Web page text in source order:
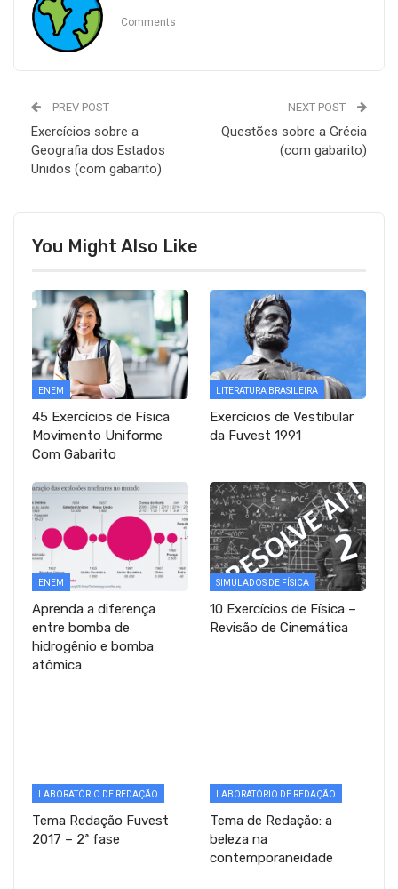
Comments
PREV POST
Exercícios sobre a
Geografia dos Estados
Unidos (com gabarito)
NEXT POST
Questões sobre a Grécia
(com gabarito)
You Might Also Like
ENEM
45 Exercícios de Física
Movimento Uniforme
Com Gabarito
LITERATURA BRASILEIRA
Exercícios de Vestibular
da Fuvest 1991
ENEM
Aprenda a diferença
entre bomba de
hidrogênio e bomba
atômica
SIMULADOS DE FÍSICA
10 Exercícios de Física –
Revisão de Cinemática
LABORATÓRIO DE REDAÇÃO
Tema Redação Fuvest
2017 – 2ª fase
LABORATÓRIO DE REDAÇÃO
Tema de Redação: a
beleza na
contemporaneidade